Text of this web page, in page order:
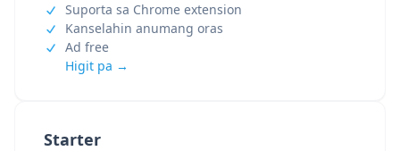
Starter
Suporta sa Chrome extension
Kanselahin anumang oras
Ad free
Higit pa →